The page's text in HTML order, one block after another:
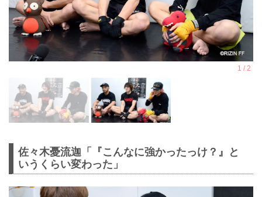
佐々木憂流迦「『こんなに強かったっけ？』と
いうくらい変わった」